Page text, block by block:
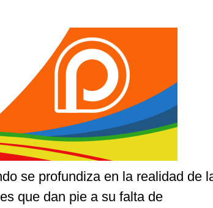
se profundiza en la realidad de
que dan pie a su falta de